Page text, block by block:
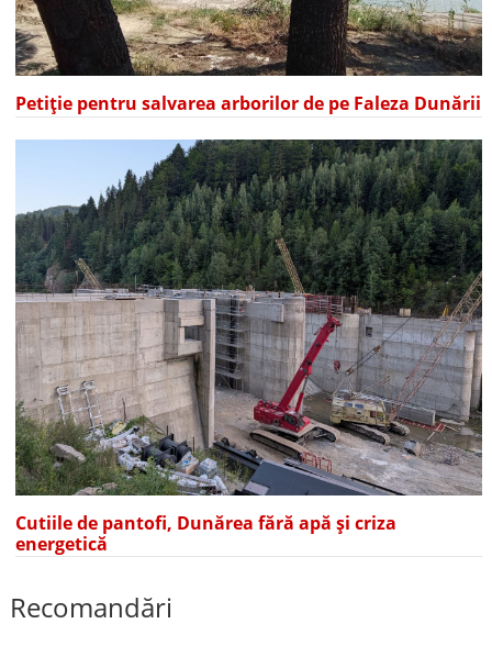
Petiție pentru salvarea arborilor de pe Faleza Dunării
Cutiile de pantofi, Dunărea fără apă și criza
energetică
Recomandări